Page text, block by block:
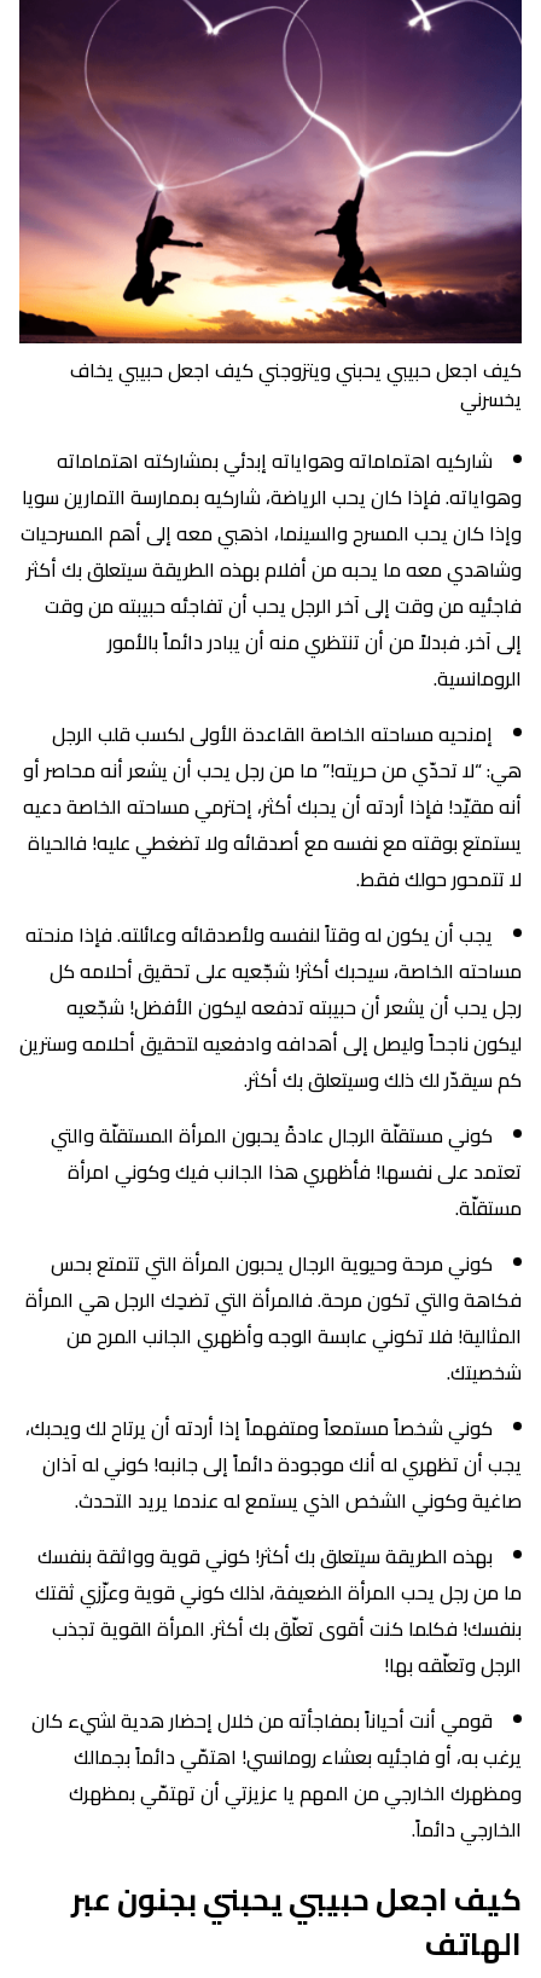
كيف اجعل حبيبي يحبني ويتزوجني كيف اجعل حبيبي يخاف
يخسرني
شاركيه اهتماماته وهواياته إبدئي بمشاركته اهتماماته
وهواياته. فإذا كان يحب الرياضة، شاركيه بممارسة التمارين سويا
وإذا كان يحب المسرح والسينما، اذهبي معه إلى أهم المسرحيات
وشاهدي معه ما يحبه من أفلام بهذه الطريقة سيتعلق بك أكثر
فاجئيه من وقت إلى آخر الرجل يحب أن تفاجئه حبيبته من وقت
إلى آخر. فبدلاً من أن تنتظري منه أن يبادر دائماً بالأمور
الرومانسية.
إمنحيه مساحته الخاصة القاعدة الأولى لكسب قلب الرجل
هي: “لا تحدّي من حريته!” ما من رجل يحب أن يشعر أنه محاصر أو
أنه مقيّد! فإذا أردته أن يحبك أكثر، إحترمي مساحته الخاصة دعيه
يستمتع بوقته مع نفسه مع أصدقائه ولا تضغطي عليه! فالحياة
لا تتمحور حولك فقط.
يجب أن يكون له وقتاً لنفسه ولأصدقائه وعائلته. فإذا منحته
مساحته الخاصة، سيحبك أكثر! شجّعيه على تحقيق أحلامه كل
رجل يحب أن يشعر أن حبيبته تدفعه ليكون الأفضل! شجّعيه
ليكون ناجحاً وليصل إلى أهدافه وادفعيه لتحقيق أحلامه وسترين
كم سيقدّر لك ذلك وسيتعلق بك أكثر.
كوني مستقلّة الرجال عادةً يحبون المرأة المستقلّة والتي
تعتمد على نفسها! فأظهري هذا الجانب فيك وكوني امرأة
مستقلّة.
كوني مرحة وحيوية الرجال يحبون المرأة التي تتمتع بحس
فكاهة والتي تكون مرحة. فالمرأة التي تضحِك الرجل هي المرأة
المثالية! فلا تكوني عابسة الوجه وأظهري الجانب المرح من
شخصيتك.
كوني شخصاً مستمعاً ومتفهماً إذا أردته أن يرتاح لك ويحبك،
يجب أن تظهري له أنك موجودة دائماً إلى جانبه! كوني له آذان
صاغية وكوني الشخص الذي يستمع له عندما يريد التحدث.
بهذه الطريقة سيتعلق بك أكثر! كوني قوية وواثقة بنفسك
ما من رجل يحب المرأة الضعيفة، لذلك كوني قوية وعزّزي ثقتك
بنفسك! فكلما كنت أقوى تعلّق بك أكثر. المرأة القوية تجذب
الرجل وتعلّقه بها!
قومي أنت أحياناً بمفاجأته من خلال إحضار هدية لشيء كان
يرغب به، أو فاجئيه بعشاء رومانسي! اهتمّي دائماً بجمالك
ومظهرك الخارجي من المهم يا عزيزتي أن تهتمّي بمظهرك
الخارجي دائماً.
كيف اجعل حبيبي يحبني بجنون عبر
الهاتف